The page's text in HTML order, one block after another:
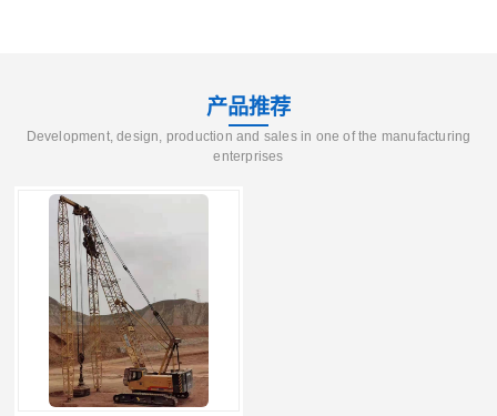
产品推荐
Development, design, production and sales in one of the manufacturing
enterprises